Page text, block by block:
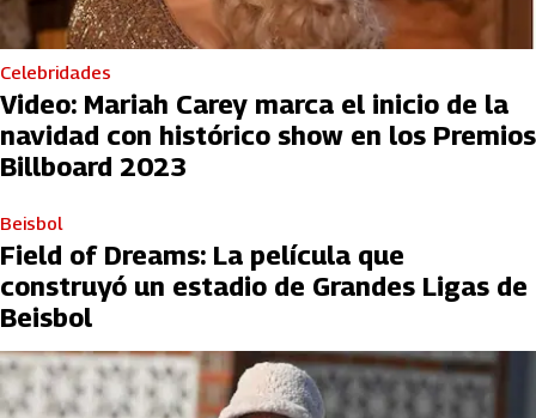
Celebridades
Video: Mariah Carey marca el inicio de la
navidad con histórico show en los Premios
Billboard 2023
Beisbol
Field of Dreams: La película que
construyó un estadio de Grandes Ligas de
Beisbol